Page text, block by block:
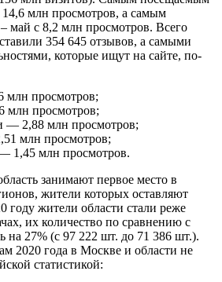
14,6 млн просмотров, а самым
май с 8,2 млн просмотров. Всего
354 645 отзывов, а самыми
которые ищут на сайте, по-
млн просмотров;
млн просмотров;
— 2,88 млн просмотров;
млн просмотров;
1,45 млн просмотров.
занимают первое место в
жители которых оставляют
году жители области стали реже
их количество по сравнению с
на 27% (с 97 222 шт. до 71 386 шт.).
2020 года в Москве и области не
статистикой: